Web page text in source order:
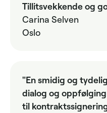
Tillitsvekkende og
Carina Selven
Oslo
"En smidig og
dialog og
til